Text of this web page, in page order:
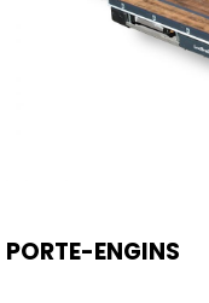
PORTE-ENGINS